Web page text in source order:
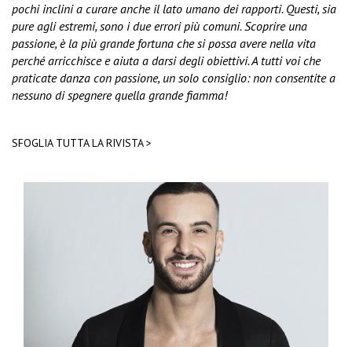
pochi inclini a curare anche il lato umano dei rapporti. Questi, sia
pure agli estremi, sono i due errori più comuni. Scoprire una
passione, è la più grande fortuna che si possa avere nella vita
perché arricchisce e aiuta a darsi degli obiettivi. A tutti voi che
praticate danza con passione, un solo consiglio: non consentite a
nessuno di spegnere quella grande fiamma!
SFOGLIA TUTTA LA RIVISTA >